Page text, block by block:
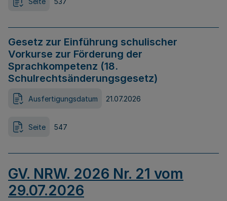
Gesetz zur Einführung schulischer
Vorkurse zur Förderung der
Sprachkompetenz (18.
Schulrechtsänderungsgesetz)
Ausfertigungsdatum 21.07.2026
Seite 547
GV. NRW. 2026 Nr. 21 vom
29.07.2026